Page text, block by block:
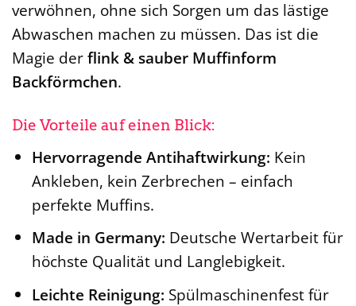
verwöhnen, ohne sich Sorgen um das lästige
Abwaschen machen zu müssen. Das ist die
Magie derflink & sauber Muffinform
Backförmchen.
Die Vorteile auf einen Blick:
Hervorragende Antihaftwirkung: Kein
Ankleben, kein Zerbrechen – einfach
perfekte Muffins.
Made in Germany: Deutsche Wertarbeit für
höchste Qualität und Langlebigkeit.
Leichte Reinigung: Spülmaschinenfest für